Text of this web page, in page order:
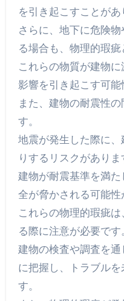
を引き起こすことがあ
さらに、地下に危険
る場合も、物理的瑕疵
これらの物質が建物
影響を引き起こす可能
また、建物の耐震性
す。
地震が発生した際に
りするリスクがありま
建物が耐震基準を満
全が脅かされる可能性
これらの物理的瑕疵
る際に注意が必要です
建物の検査や調査を
に把握し、トラブル
す。